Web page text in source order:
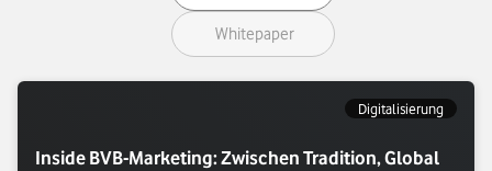
Whitepaper
Digitalisierung
Inside BVB-Marketing: Zwischen Tradition, Global